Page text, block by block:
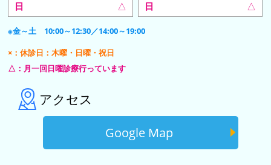
△
△
※金～土 10:00～12:30／14:00～19:00
×：休診日：木曜・日曜・祝日
△：月一回日曜診療行っています
アクセス
Google Map